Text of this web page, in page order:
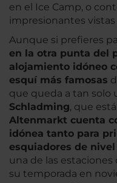
en el Ice Camp, o
impresionantes
Aunque si prefieres
en la otra punta del
alojamiento idóneo
esquí más famosas
que queda a tan solo
Schladming, que
Altenmarkt cuenta
idónea tanto para
esquiadores de
una de las
su temporada en